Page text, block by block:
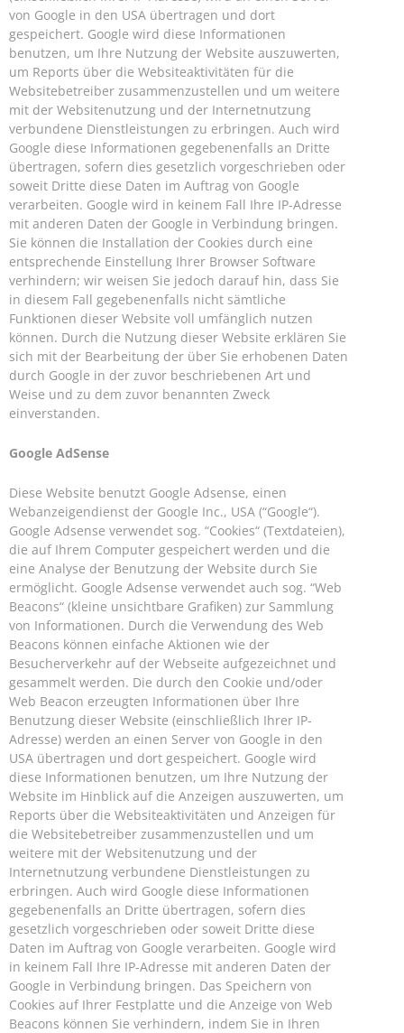
von Google in den USA übertragen und dort
gespeichert. Google wird diese Informationen
benutzen, um Ihre Nutzung der Website auszuwerten,
um Reports über die Websiteaktivitäten für die
Websitebetreiber zusammenzustellen und um weitere
mit der Websitenutzung und der Internetnutzung
verbundene Dienstleistungen zu erbringen. Auch wird
Google diese Informationen gegebenenfalls an Dritte
übertragen, sofern dies gesetzlich vorgeschrieben oder
soweit Dritte diese Daten im Auftrag von Google
verarbeiten. Google wird in keinem Fall Ihre IP-Adresse
mit anderen Daten der Google in Verbindung bringen.
Sie können die Installation der Cookies durch eine
entsprechende Einstellung Ihrer Browser Software
verhindern; wir weisen Sie jedoch darauf hin, dass Sie
in diesem Fall gegebenenfalls nicht sämtliche
Funktionen dieser Website voll umfänglich nutzen
können. Durch die Nutzung dieser Website erklären Sie
sich mit der Bearbeitung der über Sie erhobenen Daten
durch Google in der zuvor beschriebenen Art und
Weise und zu dem zuvor benannten Zweck
einverstanden.
Google AdSense
Diese Website benutzt Google Adsense, einen
Webanzeigendienst der Google Inc., USA (“Google“).
Google Adsense verwendet sog. “Cookies“ (Textdateien),
die auf Ihrem Computer gespeichert werden und die
eine Analyse der Benutzung der Website durch Sie
ermöglicht. Google Adsense verwendet auch sog. “Web
Beacons“ (kleine unsichtbare Grafiken) zur Sammlung
von Informationen. Durch die Verwendung des Web
Beacons können einfache Aktionen wie der
Besucherverkehr auf der Webseite aufgezeichnet und
gesammelt werden. Die durch den Cookie und/oder
Web Beacon erzeugten Informationen über Ihre
Benutzung dieser Website (einschließlich Ihrer IP-
Adresse) werden an einen Server von Google in den
USA übertragen und dort gespeichert. Google wird
diese Informationen benutzen, um Ihre Nutzung der
Website im Hinblick auf die Anzeigen auszuwerten, um
Reports über die Websiteaktivitäten und Anzeigen für
die Websitebetreiber zusammenzustellen und um
weitere mit der Websitenutzung und der
Internetnutzung verbundene Dienstleistungen zu
erbringen. Auch wird Google diese Informationen
gegebenenfalls an Dritte übertragen, sofern dies
gesetzlich vorgeschrieben oder soweit Dritte diese
Daten im Auftrag von Google verarbeiten. Google wird
in keinem Fall Ihre IP-Adresse mit anderen Daten der
Google in Verbindung bringen. Das Speichern von
Cookies auf Ihrer Festplatte und die Anzeige von Web
Beacons können Sie verhindern, indem Sie in Ihren